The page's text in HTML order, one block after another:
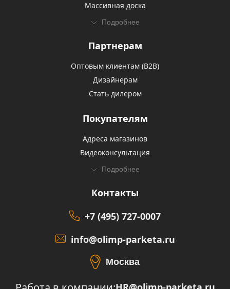
Массивная доска
Подробнее
Партнерам
Оптовым клиентам (В2В)
Дизайнерам
Стать дилером
Покупателям
Адреса магазинов
Видеоконсультация
Подробнее
Контакты
+7 (495) 727-0007
info@olimp-parketa.ru
Москва